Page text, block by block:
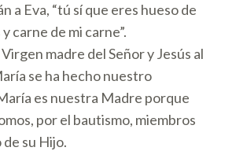
a Eva, “tú sí que eres hueso de
carne de mi carne”.
madre del Señor y Jesús al
se ha hecho nuestro
es nuestra Madre porque
por el bautismo, miembros
su Hijo.